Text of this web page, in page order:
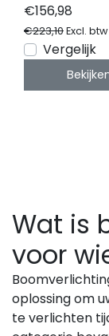
€156,98
€223,10Excl. btw
Vergelijk
Wat is
voor
oplossing om
te verlichten